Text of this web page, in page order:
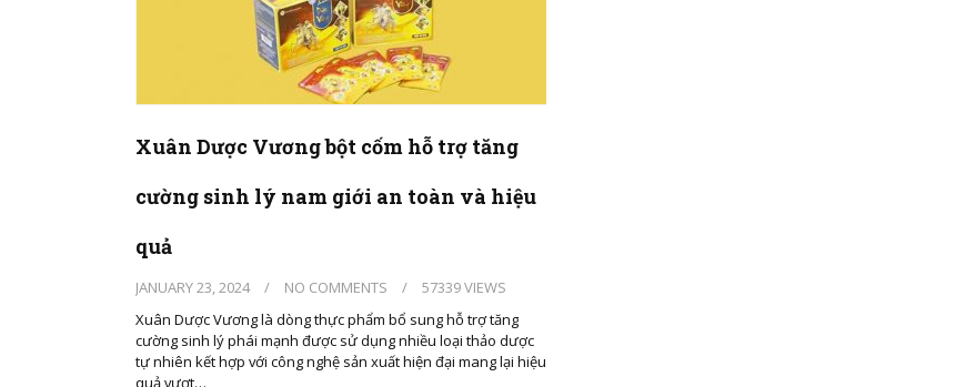
Xuân Dược Vương bột cốm hỗ trợ tăng
cường sinh lý nam giới an toàn và hiệu
quả
JANUARY 23, 2024 / NO COMMENTS /
57339 VIEWS
Xuân Dược Vương là dòng thực phẩm bổ sung hỗ trợ tăng
cường sinh lý phái mạnh được sử dụng nhiều loại thảo dược
tự nhiên kết hợp với công nghệ sản xuất hiện đại mang lại hiệu
quả vượt…